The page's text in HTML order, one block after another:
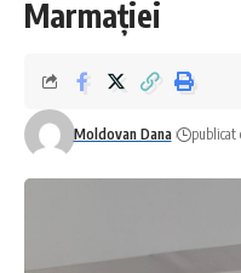
Marmației
Moldovan Dana publicat